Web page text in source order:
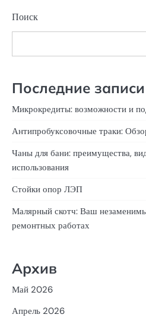
Поиск
Последние записи
Микрокредиты: возможности и
Антипробуксовочные траки:
Чаны для бани: преимущества,
использования
Стойки опор ЛЭП
Малярный скотч: Ваш
ремонтных работах
Архив
Май 2026
Апрель 2026